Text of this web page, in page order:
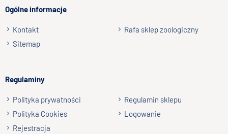
Wyślij opinię
Ogólne informacje
Kontakt
Rafa sklep zoologiczny
Sitemap
Regulaminy
Polityka prywatności
Regulamin sklepu
Polityka Cookies
Logowanie
Rejestracja